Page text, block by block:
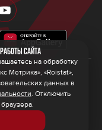
данных
сайта
на обработку
Метрика», «Roistat»,
данных в
. Отключить